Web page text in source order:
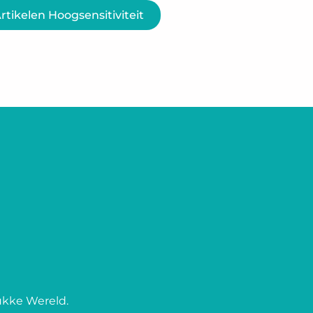
Hoogsensitiviteit
Wereld.